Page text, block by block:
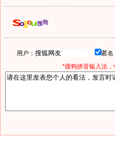
用户： 匿
*搜狗拼音输入法